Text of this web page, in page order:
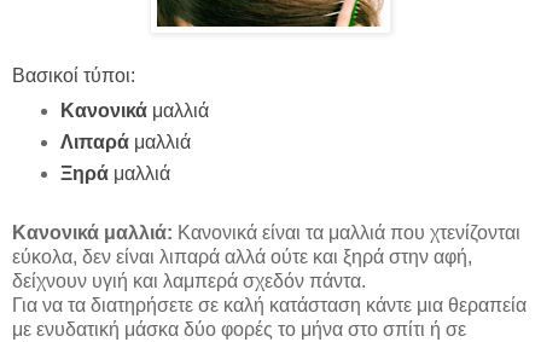
Βασικοί τύποι:
Κανονικάμαλλιά
Λιπαράμαλλιά
Ξηράμαλλιά
Κανονικά μαλλιά: Κανονικά είναι τα μαλλιά που χτενίζονται
εύκολα, δεν είναι λιπαρά αλλά ούτε και ξηρά στην αφή,
δείχνουν υγιή και λαμπερά σχεδόν πάντα.
Για να τα διατηρήσετε σε καλή κατάσταση κάντε μια θεραπεία
με ενυδατική μάσκα δύο φορές το μήνα στο σπίτι ή σε